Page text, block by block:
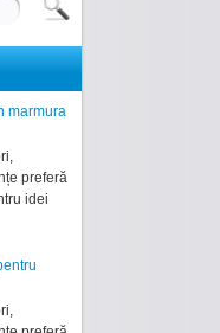
marmura
preferă
idei